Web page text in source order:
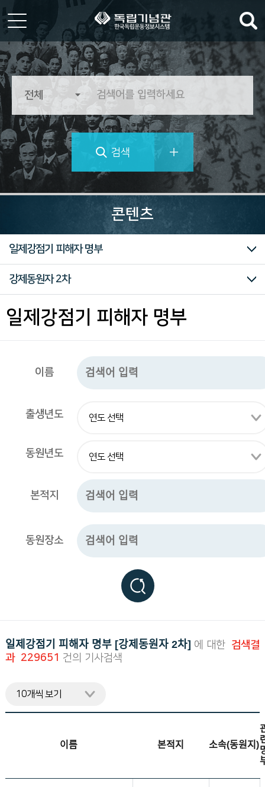
한
독
립
동
정
보
시
역
는
검색
콘텐츠
대한민국임시정부
독립운동가 자료
마이크로필름
미주흥사단
신문자료
의병자료
재한선교사보고문건
일제강점기 피해자 명부
대한인국민회
강제동원자 2차
강제동원자 1차
강제동원자 2차
3·1운동 피살자 명부
관동대지진 피살자 명부
태평양전쟁 피해자 명부
일제강점기 피해자 명부
이름
출생년도
동원년도
본적지
동원장소
일제강점기 피해자 명부 [강제동원자 2차] 에 대한 검색결
과 229651 건의 기사검색
이름 본적지 소속(동원지)